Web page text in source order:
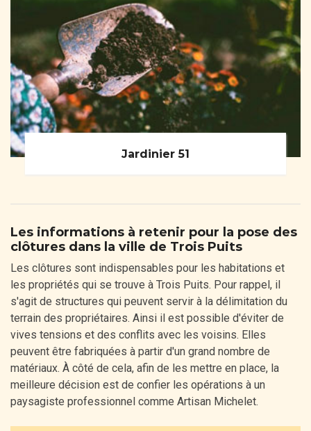
Jardinier 51
Les informations à retenir pour la pose des
clôtures dans la ville de Trois Puits
Les clôtures sont indispensables pour les habitations et
les propriétés qui se trouve à Trois Puits. Pour rappel, il
s'agit de structures qui peuvent servir à la délimitation du
terrain des propriétaires. Ainsi il est possible d'éviter de
vives tensions et des conflits avec les voisins. Elles
peuvent être fabriquées à partir d'un grand nombre de
matériaux. À côté de cela, afin de les mettre en place, la
meilleure décision est de confier les opérations à un
paysagiste professionnel comme Artisan Michelet.